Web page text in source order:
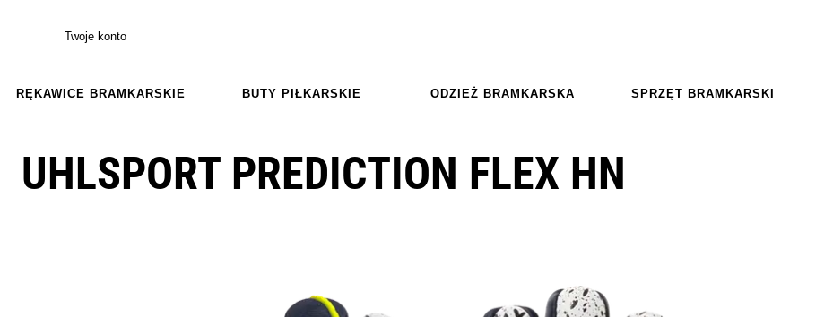
Twoje konto
RĘKAWICE BRAMKARSKIE BUTY PIŁKARSKIE ODZIEŻ BRAMKARSKA SPRZĘT BRAMKARSKI
UHLSPORT PREDICTION FLEX HN